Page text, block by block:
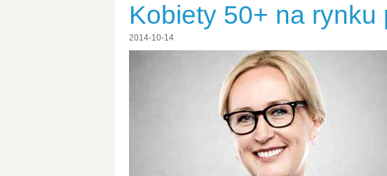
Kobiety 50+ na rynku
2014-10-14